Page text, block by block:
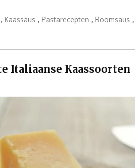
, Kaassaus , Pastarecepten , Roomsaus ,
Italiaanse Kaassoorten